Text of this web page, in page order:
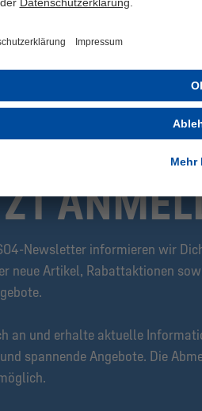
Statement für echte
Begleiter in der Kita – mit
Herstellerangaben: adidas AG,
Newsletter informieren wir
neue Artikel, Rabattaktionen
an und erhalte aktuelle
spannende Angebote. Die